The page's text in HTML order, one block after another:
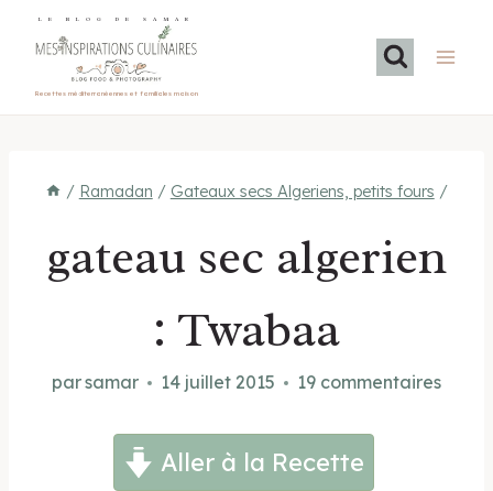
LE BLOG DE SAMAR
Recettes méditerranéennes et familiales maison
/ Ramadan / Gateaux secs Algeriens, petits fours /
gateau sec algerien
: Twabaa
parsamar 14 juillet 2015 19 commentaires
Aller à la Recette